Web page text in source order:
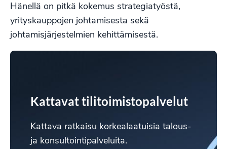
Hänellä on pitkä kokemus strategiatyöstä,
yrityskauppojen johtamisesta sekä
johtamisjärjestelmien kehittämisestä.
Kattavat tilitoimistopalvelut
Kattava ratkaisu korkealaatuisia talous-
ja konsultointipalveluita.